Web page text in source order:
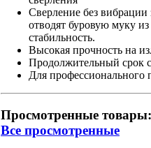
Сверление без
отводят буровую муку
стабильность.
Высокая прочность на
Продолжительный срок
Для профессионального
Просмотренные товары:
Все просмотренные